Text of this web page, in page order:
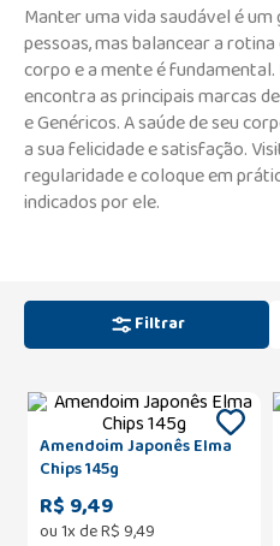
Manter uma vida saudável é
pessoas, mas balancear a
corpo e a mente é
encontra as principais marcas
e Genéricos. A saúde de seu
a sua felicidade e satisfação.
regularidade e coloque em
indicados por ele.
Filtrar
Amendoim Japonês Elma
Chips 145g
R$ 9,49
ou1x deR$ 9,49